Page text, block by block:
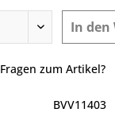
In den
Fragen zum Artikel?
BVV11403